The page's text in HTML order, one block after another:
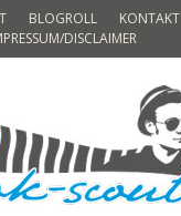
BLOGROLL KONTAKT
DISCLAIMER